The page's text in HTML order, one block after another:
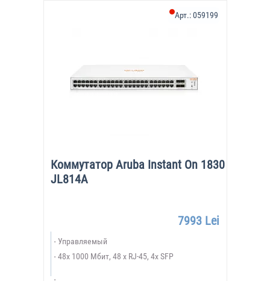
Коммутатор Aruba Instant On 1830
JL814A
Арт.:059199
7993 Lei
Управляемый
48х 1000 Мбит, 48 x RJ-45, 4x SFP